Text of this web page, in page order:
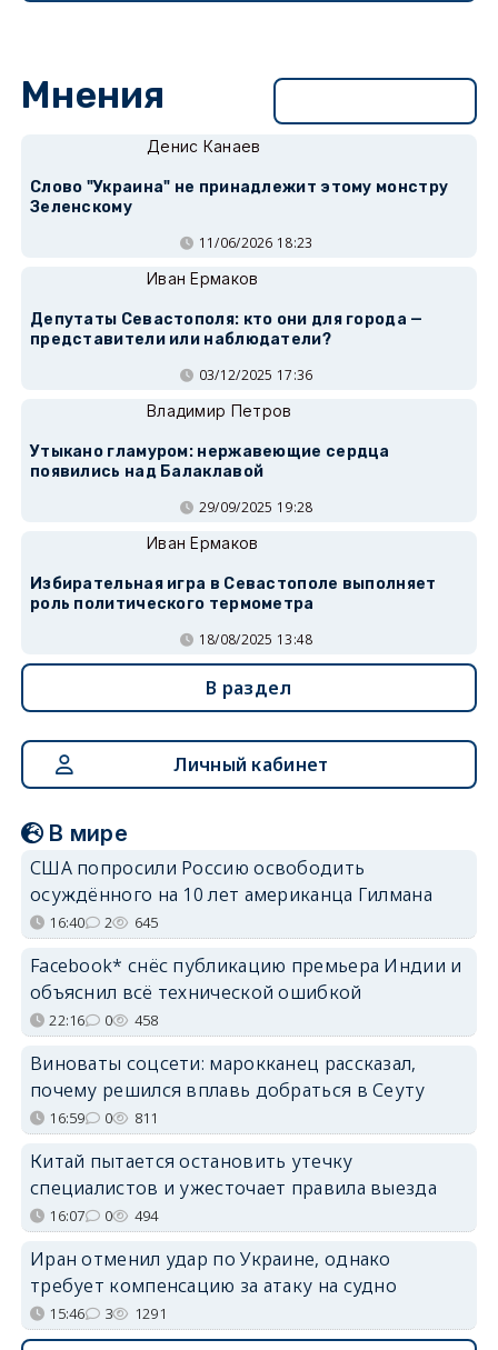
Мнения
Денис Канаев
Слово "Украина" не принадлежит этому монстру
Зеленскому
11/06/2026 18:23
Иван Ермаков
Депутаты Севастополя: кто они для города —
представители или наблюдатели?
03/12/2025 17:36
Владимир Петров
Утыкано гламуром: нержавеющие сердца
появились над Балаклавой
29/09/2025 19:28
Иван Ермаков
Избирательная игра в Севастополе выполняет
роль политического термометра
18/08/2025 13:48
В раздел
Личный кабинет
В мире
США попросили Россию освободить
осуждённого на 10 лет американца Гилмана
16:40 2 645
Facebook* снёс публикацию премьера Индии и
объяснил всё технической ошибкой
22:16 0 458
Виноваты соцсети: марокканец рассказал,
почему решился вплавь добраться в Сеуту
16:59 0 811
Китай пытается остановить утечку
специалистов и ужесточает правила выезда
16:07 0 494
Иран отменил удар по Украине, однако
требует компенсацию за атаку на судно
15:46 3 1291